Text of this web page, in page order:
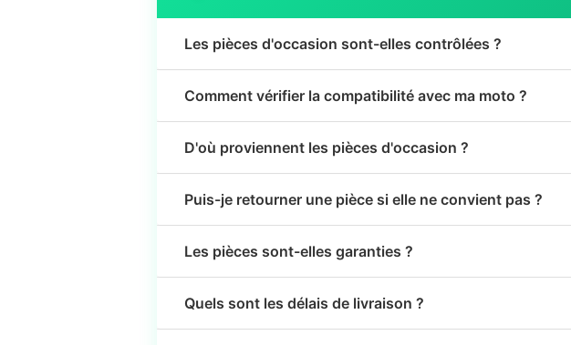
Les pièces d'occasion sont-elles contrôlées ?
Comment vérifier la compatibilité avec ma moto ?
D'où proviennent les pièces d'occasion ?
Puis-je retourner une pièce si elle ne convient pas ?
Les pièces sont-elles garanties ?
Quels sont les délais de livraison ?